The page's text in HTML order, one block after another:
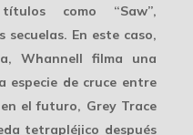
como “Saw”,
secuelas. En este caso,
Whannell filma una
especie de cruce entre
en el futuro, Grey Trace
tetrapléjico después